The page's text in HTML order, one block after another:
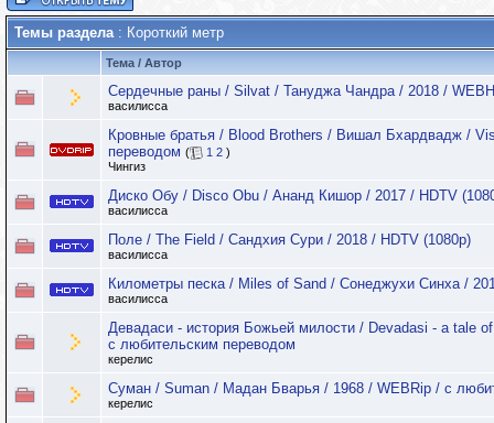
Темы раздела: Короткий метр
Тема / Автор
Сердечные раны / Silvat / Тануджа Чандра / 2018 /
василисса
Кровные братья / Blood Brothers / Вишал Бхардвадж /
переводом ( 1 2 )
Чингиз
Диско Обу / Disco Obu / Ананд Кишор / 2017 / HDTV
василисса
Поле / The Field / Сандхия Сури / 2018 / HDTV (1080p)
василисса
Километры песка / Miles of Sand / Сонеджухи Синха /
василисса
Девадаси - история Божьей милости / Devаdasi - a tale
с любительским переводом
керелис
Суман / Suman / Мадан Бварья / 1968 / WEBRip / с
керелис